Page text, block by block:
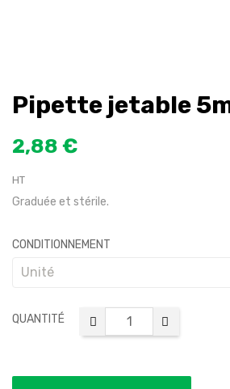
Pipette jetable
2,88 €
HT
Graduée et stérile.
CONDITIONNEMENT
QUANTITÉ